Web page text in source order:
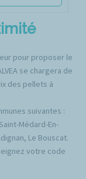
pour proposer le
se chargera de
des pellets à
suivantes :
Médard-En-
Le Bouscat.
votre code